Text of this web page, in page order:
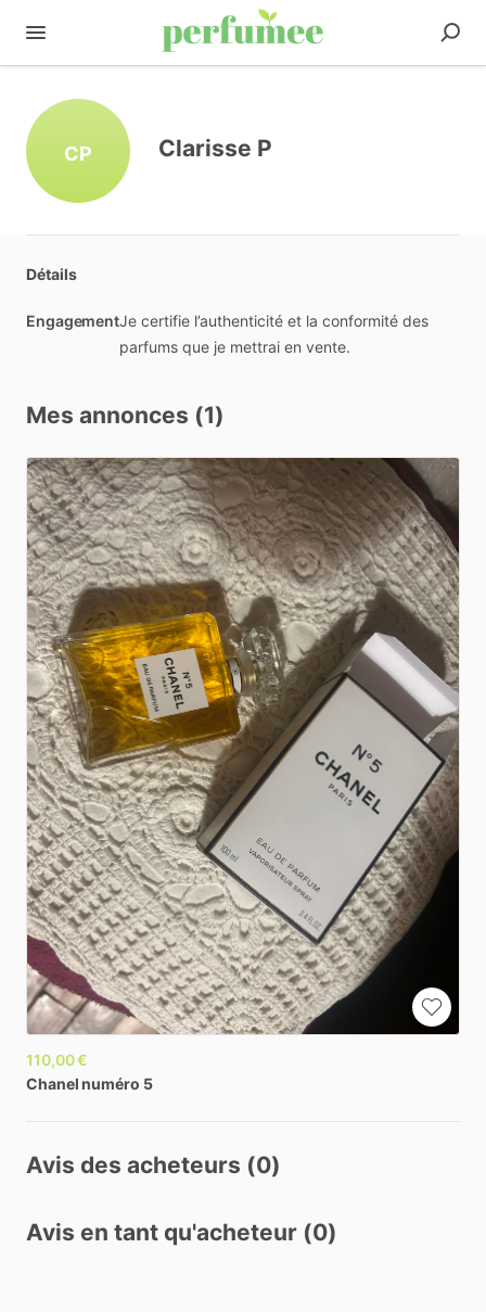
CP Clarisse P
Détails
EngagementJe certifie l’authenticité et la conformité des
parfums que je mettrai en vente.
Mes annonces (1)
110,00 €
Chanelnuméro 5
Avis des acheteurs (0)
Avis en tant qu'acheteur (0)